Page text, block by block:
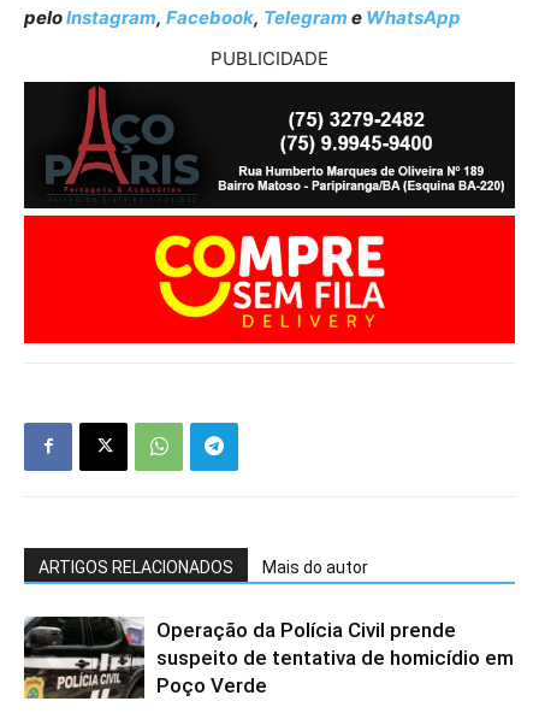
peloInstagram, Facebook, Telegram e WhatsApp
PUBLICIDADE
ARTIGOS RELACIONADOS Mais do autor
Operação da Polícia Civil prende
suspeito de tentativa de homicídio em
Poço Verde